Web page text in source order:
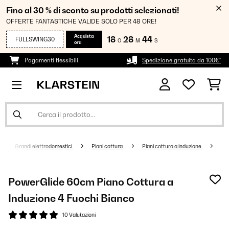
Fino al 30 % di sconto su prodotti selezionati!
OFFERTE FANTASTICHE VALIDE SOLO PER 48 ORE!
FULLSWING30
Acquista
ora
18 O 28 M 44 S
Pagamenti flessibili Spedizione gratuita da 100€*
Grandi elettrodomestici Piani cottura Piani cottura a induzione
PowerGlide 60cm Piano Cottura a
Induzione 4 Fuochi Bianco
10 Valutazioni